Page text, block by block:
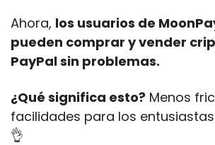
Ahora, los usuarios de
pueden comprar y vender
PayPal sin problemas.
¿Qué significa esto? Menos
facilidades para los
👌